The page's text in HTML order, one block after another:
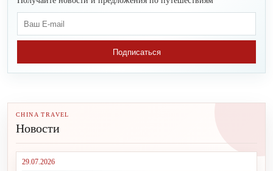
Подписаться
CHINA TRAVEL
Новости
29.07.2026